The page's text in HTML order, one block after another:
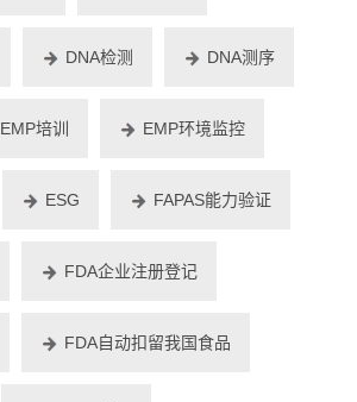
DNA检测 DNA测序
EMP培训 EMP环境监控
ESG FAPAS能力验证
FDA企业注册登记
FDA自动扣留我国食品